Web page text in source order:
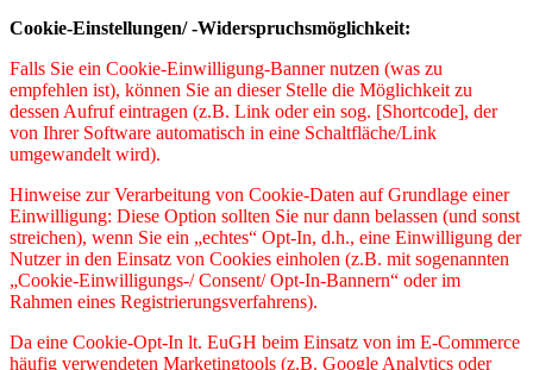
Cookie-Einstellungen/ -Widerspruchsmöglichkeit:
Falls Sie ein Cookie-Einwilligung-Banner nutzen (was zu
empfehlen ist), können Sie an dieser Stelle die Möglichkeit zu
dessen Aufruf eintragen (z.B. Link oder ein sog. [Shortcode], der
von Ihrer Software automatisch in eine Schaltfläche/Link
umgewandelt wird).
Hinweise zur Verarbeitung von Cookie-Daten auf Grundlage einer
Einwilligung: Diese Option sollten Sie nur dann belassen (und sonst
streichen), wenn Sie ein „echtes“ Opt-In, d.h., eine Einwilligung der
Nutzer in den Einsatz von Cookies einholen (z.B. mit sogenannten
„Cookie-Einwilligungs-/ Consent/ Opt-In-Bannern“ oder im
Rahmen eines Registrierungsverfahrens).
Da eine Cookie-Opt-In lt. EuGH beim Einsatz von im E-Commerce
häufig verwendeten Marketingtools (z.B. Google Analytics oder